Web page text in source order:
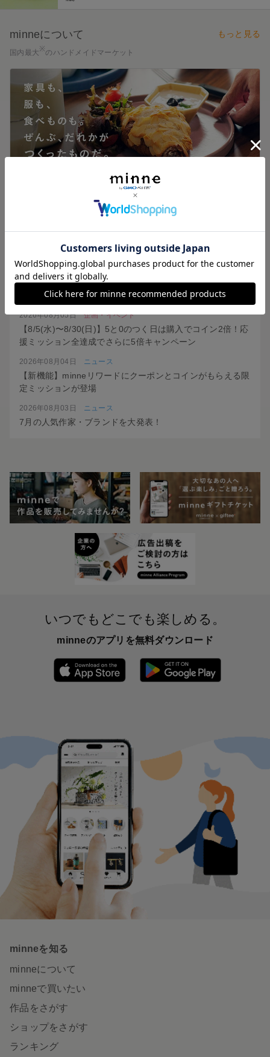
minneについて もっと見る
国内最大※のハンドメイドマーケット
ハンドメイド作品の販売を主軸とする国内ハンドメイドマーケット運営会社2社の
作家・ブランド数に関するIR資料公表数値及びサイト公表数値を比較。2025年10
2026年08月05日 ニュース
利用規約改定のお知らせ
2026年08月05日 企画・イベント
【8/5(水)〜8/30(日)】5と0のつく日は購入でコイン2倍！応
援ミッション全達成でさらに5倍キャンペーン
2026年08月04日 ニュース
【新機能】minneリワードにクーポンとコインがもらえる限
定ミッションが登場
2026年08月03日 ニュース
7月の人気作家・ブランドを大発表！
いつでもどこでも楽しめる。
minneのアプリを無料ダウンロード
App Store からダウンロード
minneを知る
minneについて
minneで買いたい
作品をさがす
ショップをさがす
ランキング